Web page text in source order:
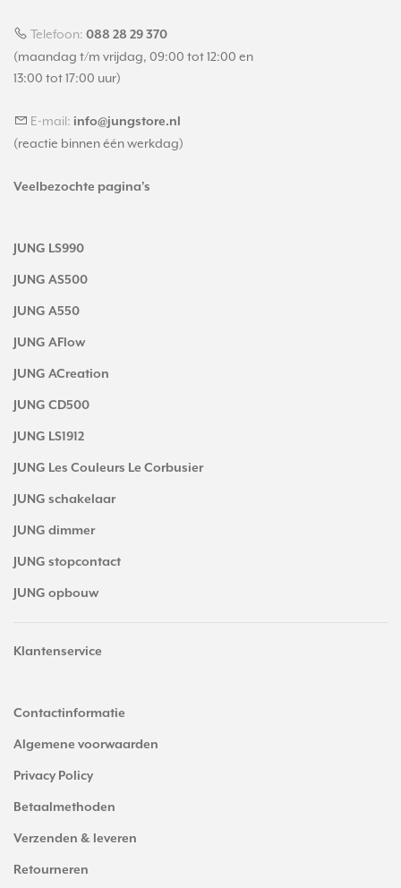
Telefoon: 088 28 29 370
(maandag t/m vrijdag, 09:00 tot 12:00 en
13:00 tot 17:00 uur)
E-mail: info@jungstore.nl
(reactie binnen één werkdag)
Veelbezochte pagina's
JUNG LS990
JUNG AS500
JUNG A550
JUNG AFlow
JUNG ACreation
JUNG CD500
JUNG LS1912
JUNG Les Couleurs Le Corbusier
JUNG schakelaar
JUNG dimmer
JUNG stopcontact
JUNG opbouw
Klantenservice
Contactinformatie
Algemene voorwaarden
Privacy Policy
Betaalmethoden
Verzenden & leveren
Retourneren